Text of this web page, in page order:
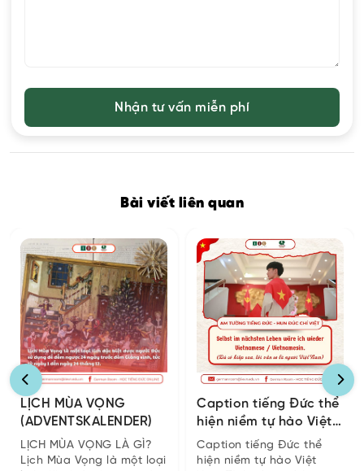
Bài viết liên quan
LỊCH MÙA VỌNG
(ADVENTSKALENDER)
LỊCH MÙA VỌNG LÀ GÌ?
Lịch Mùa Vọng là một loại
Caption tiếng Đức thể
hiện niềm tự hào Việt
Nam
Caption tiếng Đức thể
hiện niềm tự hào Việt